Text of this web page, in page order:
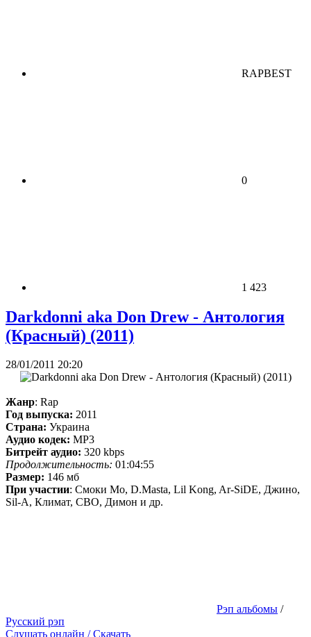
RAPBEST
0
1 423
Darkdonni aka Don Drew - Антология
(Красный) (2011)
28/01/2011 20:20
Жанр: Rap
Год выпуска: 2011
Страна: Украина
Аудио кодек: MP3
Битрейт аудио: 320 kbps
Продолжительность: 01:04:55
Размер: 146 мб
При участии: Смоки Мо, D.Masta, Lil Kong, Ar-SiDE, Джино,
Sil-A, Климат, СВО, Димон и др.
Рэп альбомы /
Русский рэп
Слушать онлайн / Скачать